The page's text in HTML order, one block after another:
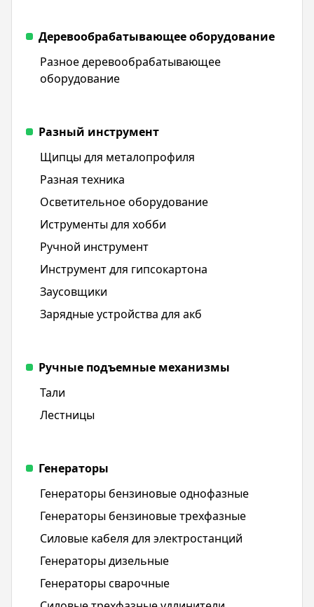
Деревообрабатывающее оборудование
Разное деревообрабатывающее
оборудование
Разный инструмент
Щипцы для металопрофиля
Разная техника
Осветительное оборудование
Иструменты для хобби
Ручной инструмент
Инструмент для гипсокартона
Заусовщики
Зарядные устройства для акб
Ручные подъемные механизмы
Тали
Лестницы
Генераторы
Генераторы бензиновые однофазные
Генераторы бензиновые трехфазные
Силовые кабеля для электростанций
Генераторы дизельные
Генераторы сварочные